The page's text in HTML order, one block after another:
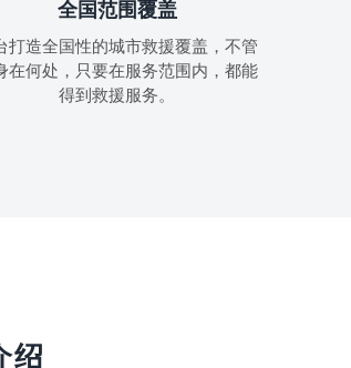
全国范围覆盖
打造全国性的城市救援覆盖，不管
在何处，只要在服务范围内，都能
得到救援服务。
绍